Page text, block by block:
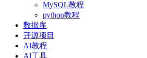
MySQL教程
python教程
数据库
开源项目
AI教程
AI工具